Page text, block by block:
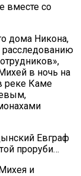
вместе со
дома Никона,
в ночь на
реке Каме
Евграф
проруби…
и